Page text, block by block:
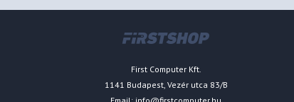
First Computer Kft.
1141 Budapest, Vezér utca 83/B